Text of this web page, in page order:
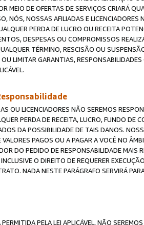
MEIO DE OFERTAS DE SERVIÇOS CRIARÁ
NÓS, NOSSAS AFILIADAS E
PERDA DE LUCRO OU RECEITA
DESPESAS OU COMPROMISSOS
TÉRMINO, RESCISÃO OU
OU LIMITAR GARANTIAS,
OU LICENCIADORES NÃO SEREMOS
PERDA DE RECEITA, LUCRO, FUNDO
DA POSSIBILIDADE DE TAIS DANOS.
VALORES PAGOS OU A PAGAR A VOCÊ NO
DO PEDIDO DE RESPONSABILIDADE
O DIREITO DE REQUERER
NADA NESTE PARÁGRAFO SERVIRÁ
PELA LEI APLICÁVEL, NÃO